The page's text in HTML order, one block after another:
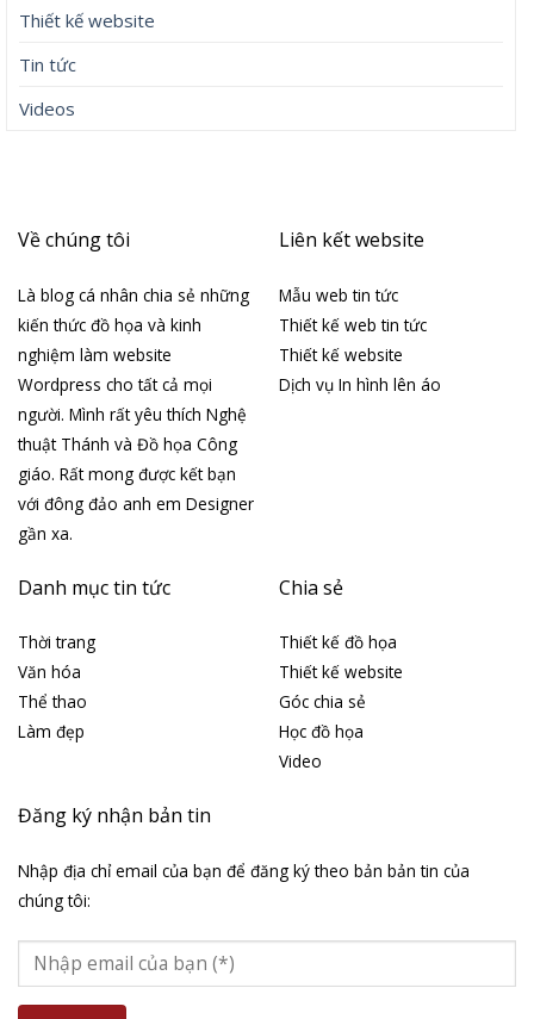
Thiết kế website
Tin tức
Videos
Về chúng tôi
Là blog cá nhân chia sẻ những
kiến thức đồ họa và kinh
nghiệm làm website
Wordpress cho tất cả mọi
người. Mình rất yêu thích Nghệ
thuật Thánh và Đồ họa Công
giáo. Rất mong được kết bạn
với đông đảo anh em Designer
gần xa.
Liên kết website
Mẫu web tin tức
Thiết kế web tin tức
Thiết kế website
Dịch vụ In hình lên áo
Danh mục tin tức
Thời trang
Văn hóa
Thể thao
Làm đẹp
Chia sẻ
Thiết kế đồ họa
Thiết kế website
Góc chia sẻ
Học đồ họa
Video
Đăng ký nhận bản tin
Nhập địa chỉ email của bạn để đăng ký theo bản bản tin của
chúng tôi: